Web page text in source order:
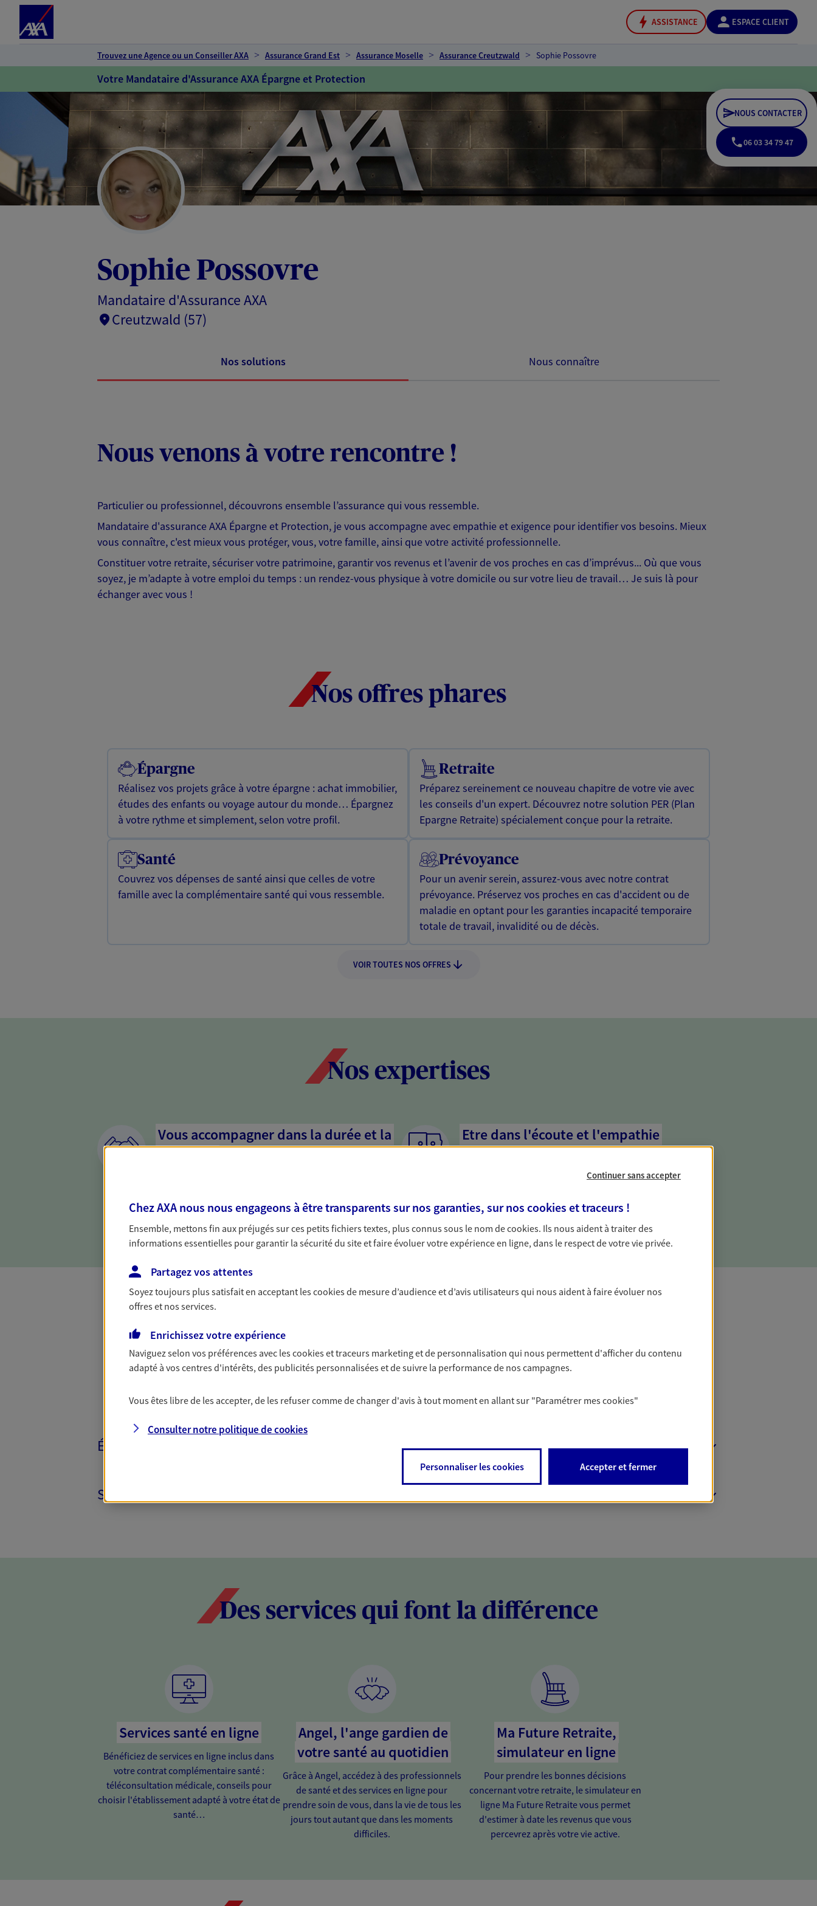
ASSISTANCE ESPACE CLIENT
Trouvez une Agence ou un Conseiller AXA Assurance Grand Est Assurance Moselle Assurance Creutzwald Sophie Possovre
Votre Mandataire d'Assurance AXA Épargne et Protection
Sophie Possovre
Mandataire d'Assurance AXA
Creutzwald (57)
NOUS CONTACTER
06 03 34 79 47
Nos solutions Nous connaître
Nous venons à votre rencontre !
Particulier ou professionnel, découvrons ensemble l’assurance qui vous ressemble.
Mandataire d'assurance AXA Épargne et Protection, je vous accompagne avec empathie et exigence pour identifier vos besoins. Mieux
vous connaître, c'est mieux vous protéger, vous, votre famille, ainsi que votre activité professionnelle.
Constituer votre retraite, sécuriser votre patrimoine, garantir vos revenus et l’avenir de vos proches en cas d’imprévus... Où que vous
soyez, je m’adapte à votre emploi du temps : un rendez-vous physique à votre domicile ou sur votre lieu de travail… Je suis là pour
échanger avec vous !
Nos offres phares
Épargne
Réalisez vos projets grâce à votre épargne : achat immobilier,
études des enfants ou voyage autour du monde… Épargnez
à votre rythme et simplement, selon votre profil.
Retraite
Préparez sereinement ce nouveau chapitre de votre vie avec
les conseils d'un expert. Découvrez notre solution PER (Plan
Epargne Retraite) spécialement conçue pour la retraite.
Santé
Couvrez vos dépenses de santé ainsi que celles de votre
famille avec la complémentaire santé qui vous ressemble.
Prévoyance
Pour un avenir serein, assurez-vous avec notre contrat
prévoyance. Préservez vos proches en cas d'accident ou de
maladie en optant pour les garanties incapacité temporaire
totale de travail, invalidité ou de décès.
VOIR TOUTES NOS OFFRES
Nos expertises
Vous accompagner dans la durée et la
confiance
la confiance et la proximité. C'est en apprenant à vous
Etre dans l'écoute et l'empathie
mandataires mettent l'empathie au cœur de leurs échanges
en cas de difficultés.
ÉPARGNE ET RETRAITE
SANTÉ ET PRÉVOYANCE
Des services qui font la différence
Services santé en ligne
Bénéficiez de services en ligne inclus dans
votre contrat complémentaire santé :
téléconsultation médicale, conseils pour
choisir l'établissement adapté à votre état de
santé…
Angel, l'ange gardien de
votre santé au quotidien
Grâce à Angel, accédez à des professionnels
de santé et des services en ligne pour
prendre soin de vous, dans la vie de tous les
jours tout autant que dans les moments
difficiles.
Ma Future Retraite,
simulateur en ligne
Pour prendre les bonnes décisions
concernant votre retraite, le simulateur en
ligne Ma Future Retraite vous permet
d'estimer à date les revenus que vous
percevrez après votre vie active.
Continuer sans accepter
Chez AXA nous nous engageons à être transparents sur nos garanties, sur nos cookies et traceurs !
Ensemble, mettons fin aux préjugés sur ces petits fichiers textes, plus connus sous le nom decookies. Ils nous aident à traiter des
informations essentielles pour garantir la sécurité du site et faire évoluer votre expérience en ligne, dans le respect de votre vie privée.
Partagez vos attentes
Soyez toujours plus satisfait en acceptant lescookiesde mesure d’audience et d’avis utilisateurs qui nous aident à faire évoluer nos
offres et nos services.
Enrichissez votre expérience
Naviguez selon vos préférences avec lescookies et traceurs marketing et de personnalisation qui nous permettent d'afficher du contenu
adapté à vos centres d'intérêts, des publicités personnalisées et de suivre la performance de nos campagnes.
Vous êtes libre de les accepter, de les refuser comme de changer d'avis à tout moment en allant sur "Paramétrer mescookies"
Consulter notre politique decookies
Personnaliser les cookies Accepter et fermer